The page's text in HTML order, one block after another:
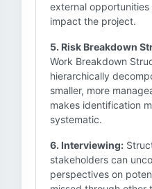
external
impact the project.
5. Risk Breakdown
Work Breakdown
hierarchically
smaller, more
makes identification
systematic.
6. Interviewing:
stakeholders can
perspectives on